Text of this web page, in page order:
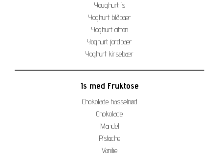
Youghurt is
Yoghurt blåbær
Yoghurt citron
Yoghurt jordbær
Yoghurt kirsebær
Is med Fruktose
Chokolade hasselnød
Chokolade
Mandel
Pistache
Vanilie